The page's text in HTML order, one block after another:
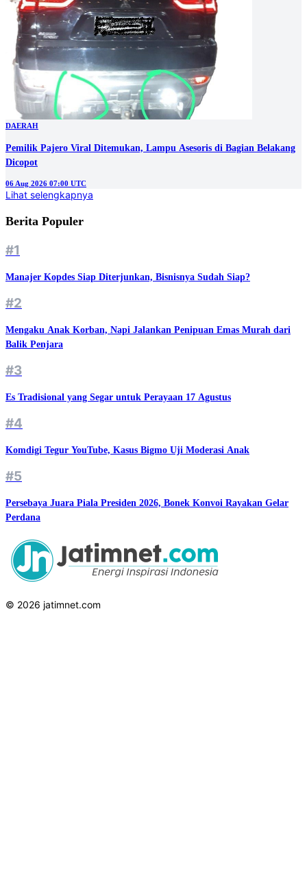
DAERAH
Pemilik Pajero Viral Ditemukan, Lampu Asesoris di Bagian Belakang
Dicopot
06 Aug 2026 07:00 UTC
Lihat selengkapnya
Berita Populer
#1
Manajer Kopdes Siap Diterjunkan, Bisnisnya Sudah Siap?
#2
Mengaku Anak Korban, Napi Jalankan Penipuan Emas Murah dari
Balik Penjara
#3
Es Tradisional yang Segar untuk Perayaan 17 Agustus
#4
Komdigi Tegur YouTube, Kasus Bigmo Uji Moderasi Anak
#5
Persebaya Juara Piala Presiden 2026, Bonek Konvoi Rayakan Gelar
Perdana
© 2026 jatimnet.com